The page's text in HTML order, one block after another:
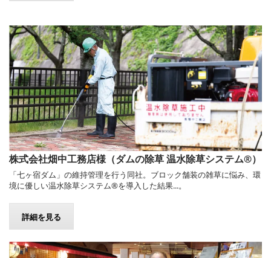
株式会社畑中工務店様（ダムの除草 温水除草システム®）
「七ヶ宿ダム」の維持管理を行う同社。ブロック舗装の雑草に悩み、環
境に優しい温水除草システム®を導入した結果...。
詳細を見る